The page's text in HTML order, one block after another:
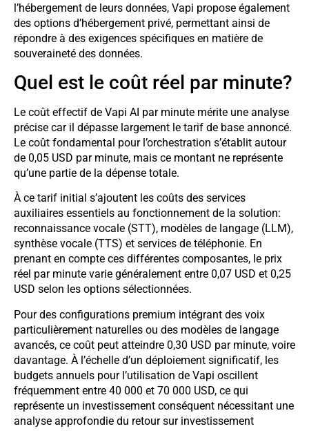
l’hébergement de leurs données, Vapi propose également
des options d’hébergement privé, permettant ainsi de
répondre à des exigences spécifiques en matière de
souveraineté des données.
Quel est le coût réel par minute?
Le coût effectif de Vapi AI par minute mérite une analyse
précise car il dépasse largement le tarif de base annoncé.
Le coût fondamental pour l’orchestration s’établit autour
de 0,05 USD par minute, mais ce montant ne représente
qu’une partie de la dépense totale.
À ce tarif initial s’ajoutent les coûts des services
auxiliaires essentiels au fonctionnement de la solution:
reconnaissance vocale (STT), modèles de langage (LLM),
synthèse vocale (TTS) et services de téléphonie. En
prenant en compte ces différentes composantes, le prix
réel par minute varie généralement entre 0,07 USD et 0,25
USD selon les options sélectionnées.
Pour des configurations premium intégrant des voix
particulièrement naturelles ou des modèles de langage
avancés, ce coût peut atteindre 0,30 USD par minute, voire
davantage. À l’échelle d’un déploiement significatif, les
budgets annuels pour l’utilisation de Vapi oscillent
fréquemment entre 40 000 et 70 000 USD, ce qui
représente un investissement conséquent nécessitant une
analyse approfondie du retour sur investissement